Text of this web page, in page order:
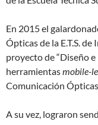
En 2015 el
Ópticas de la E.T.S.
proyecto de “Diseño
herramientasmobile-
Comunicación
A su vez, lograron